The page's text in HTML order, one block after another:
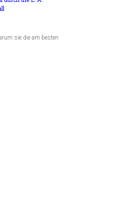
sie die am besten